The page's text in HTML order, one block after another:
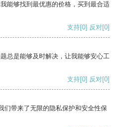
能够找到最优惠的价格，买到最合适
支持[0] 反对[0]
总是能够及时解决，让我能够安心工
支持[0] 反对[0]
们带来了无限的隐私保护和安全性保